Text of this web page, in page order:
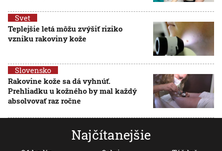
Svet
Teplejšie letá môžu zvýšiť riziko
vzniku rakoviny kože
Slovensko
Rakovine kože sa dá vyhnúť.
Prehliadku u kožného by mal každý
absolvovať raz ročne
Najčítanejšie